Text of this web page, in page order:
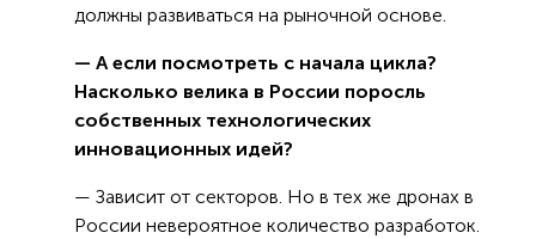
должны развиваться на рыночной основе.
— А если посмотреть с начала цикла?
Насколько велика в России поросль
собственных технологических
инновационных идей?
— Зависит от секторов. Но в тех же дронах в
России невероятное количество разработок.